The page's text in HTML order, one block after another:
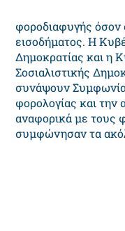
φοροδιαφυγής
εισοδήματος. H
Δημοκρατίας και η
Σοσιαλιστικής
συνάψουν Συμφωνία
φορολογίας και
αναφορικά με τους
συμφώνησαν τα